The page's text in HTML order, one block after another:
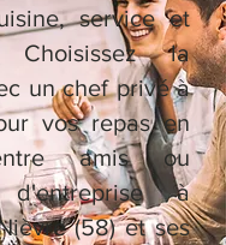
service et
Choisissez la
un chef privé à
vos repas en
amis ou
d'entreprise à
(58) et ses